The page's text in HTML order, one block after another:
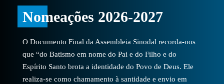
Nomeações 2026-2027
O Documento Final da Assembleia Sinodal recorda-nos
que “do Batismo em nome do Pai e do Filho e do
Espírito Santo brota a identidade do Povo de Deus. Ele
realiza-se como chamamento à santidade e envio em